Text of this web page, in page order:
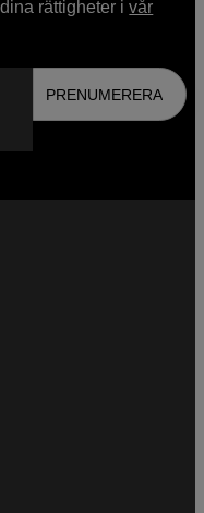
rättigheter ivår
PRENUMERERA